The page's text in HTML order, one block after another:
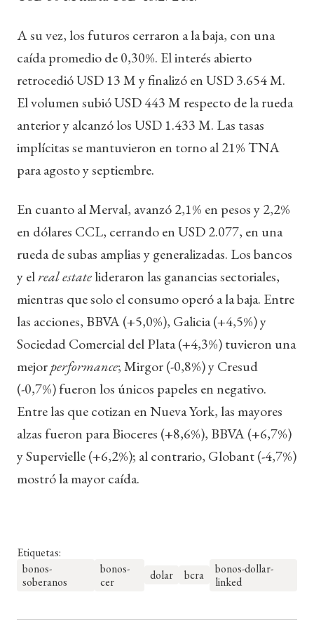
A su vez, los futuros cerraron a la baja, con una
caída promedio de 0,30%. El interés abierto
retrocedió USD 13 M y finalizó en USD 3.654 M.
El volumen subió USD 443 M respecto de la rueda
anterior y alcanzó los USD 1.433 M. Las tasas
implícitas se mantuvieron en torno al 21% TNA
para agosto y septiembre.
En cuanto al Merval, avanzó 2,1% en pesos y 2,2%
en dólares CCL, cerrando en USD 2.077, en una
rueda de subas amplias y generalizadas. Los bancos
y elreal estatelideraron las ganancias sectoriales,
mientras que solo el consumo operó a la baja. Entre
las acciones, BBVA (+5,0%), Galicia (+4,5%) y
Sociedad Comercial del Plata (+4,3%) tuvieron una
mejorperformance; Mirgor (-0,8%) y Cresud
(-0,7%) fueron los únicos papeles en negativo.
Entre las que cotizan en Nueva York, las mayores
alzas fueron para Bioceres (+8,6%), BBVA (+6,7%)
y Supervielle (+6,2%); al contrario, Globant (-4,7%)
mostró la mayor caída.
Etiquetas:
bonos-
soberanos
bonos-
cer
dolar bcra
bonos-dollar-
linked